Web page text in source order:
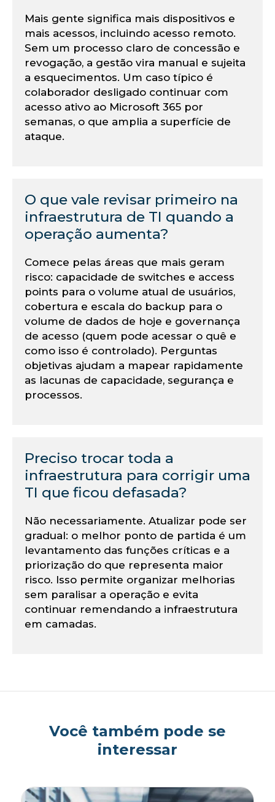
Mais gente significa mais dispositivos e
mais acessos, incluindo acesso remoto.
Sem um processo claro de concessão e
revogação, a gestão vira manual e sujeita
a esquecimentos. Um caso típico é
colaborador desligado continuar com
acesso ativo ao Microsoft 365 por
semanas, o que amplia a superfície de
ataque.
O que vale revisar primeiro na
infraestrutura de TI quando a
operação aumenta?
Comece pelas áreas que mais geram
risco: capacidade de switches e access
points para o volume atual de usuários,
cobertura e escala do backup para o
volume de dados de hoje e governança
de acesso (quem pode acessar o quê e
como isso é controlado). Perguntas
objetivas ajudam a mapear rapidamente
as lacunas de capacidade, segurança e
processos.
Preciso trocar toda a
infraestrutura para corrigir uma
TI que ficou defasada?
Não necessariamente. Atualizar pode ser
gradual: o melhor ponto de partida é um
levantamento das funções críticas e a
priorização do que representa maior
risco. Isso permite organizar melhorias
sem paralisar a operação e evita
continuar remendando a infraestrutura
em camadas.
Você também pode se
interessar